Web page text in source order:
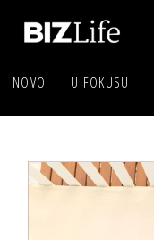
NOVO U FOKUSU